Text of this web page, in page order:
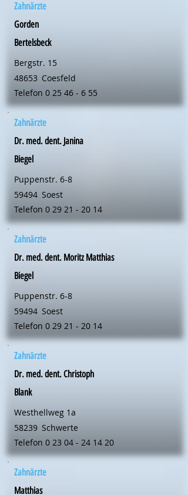
Zahnärzte
Gorden
Bertelsbeck
Bergstr. 15
48653 Coesfeld
Telefon 0 25 46 - 6 55
Zahnärzte
Dr. med. dent. Janina
Biegel
Puppenstr. 6-8
59494 Soest
Telefon 0 29 21 - 20 14
Zahnärzte
Dr. med. dent. Moritz Matthias
Biegel
Puppenstr. 6-8
59494 Soest
Telefon 0 29 21 - 20 14
Zahnärzte
Dr. med. dent. Christoph
Blank
Westhellweg 1a
58239 Schwerte
Telefon 0 23 04 - 24 14 20
Zahnärzte
Matthias